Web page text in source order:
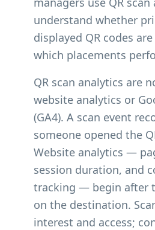
understand whether
displayed QR codes
which placements
QR scan analytics are
website analytics or
(GA4). A scan event
someone opened the
Website analytics —
session duration, and
tracking — begin after
on the destination.
interest and access;